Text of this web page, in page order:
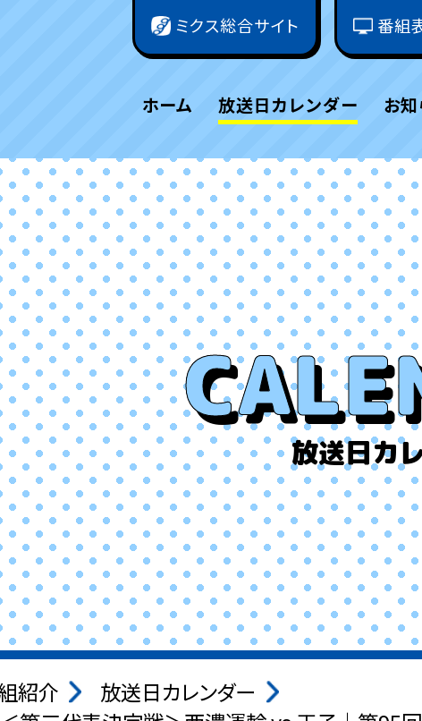
ミクス総合サイト 番組
ホーム 放送日カレンダー お
放送日カ
紹介
放送日カレンダー